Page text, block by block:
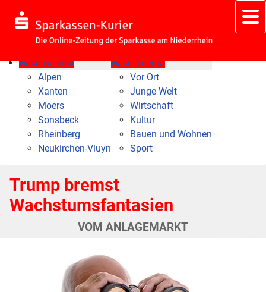
Nach Bereich
Alpen
Xanten
Moers
Sonsbeck
Rheinberg
Neukirchen-Vluyn
Nach Thema
Vor Ort
Junge Welt
Wirtschaft
Kultur
Bauen und Wohnen
Sport
Trump bremst
Wachstumsfantasien
VOM ANLAGEMARKT